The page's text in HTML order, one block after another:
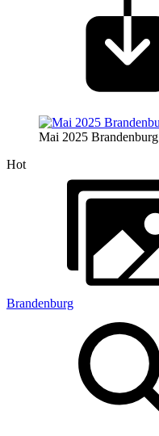
Mai 2025 Brandenburg
Hot
Brandenburg